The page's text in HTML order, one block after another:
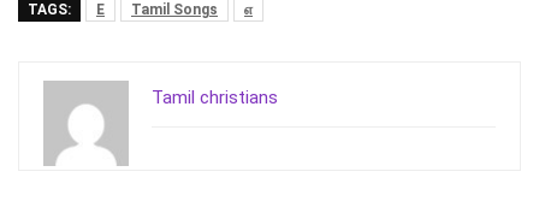
TAGS: E Tamil Songs எ
Tamil christians